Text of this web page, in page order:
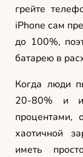
грейте
iPhone сам
до 100%,
батарею в
Когда люди
20-80% и
процентами,
хаотичной
иметь